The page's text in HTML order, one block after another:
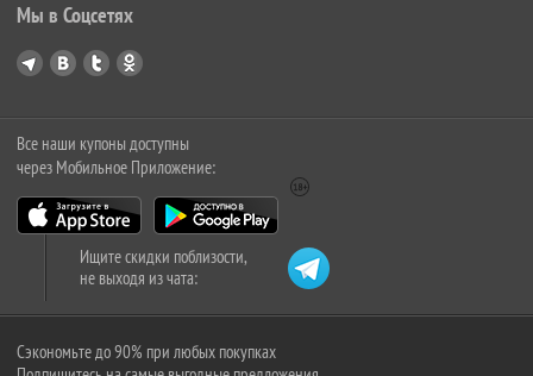
Мы в Соцсетях
Все наши купоны доступны
через Мобильное Приложение:
Ищите скидки поблизости,
не выходя из чата:
Сэкономьте до 90% при любых покупках